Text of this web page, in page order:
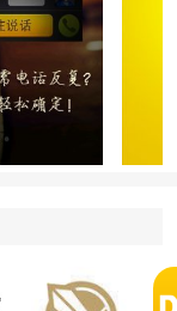
价格相匹配，
，准确掌握司